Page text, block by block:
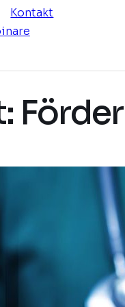
Kontakt